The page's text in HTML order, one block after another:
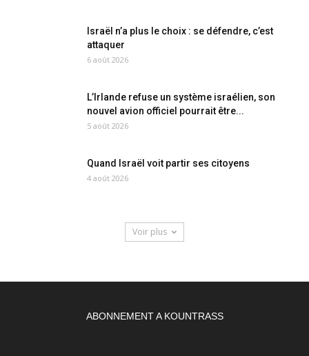
Israël n’a plus le choix : se défendre, c’est
attaquer
6 août 2026
L’Irlande refuse un système israélien, son
nouvel avion officiel pourrait être...
5 août 2026
Quand Israël voit partir ses citoyens
4 août 2026
Voir plus
ABONNEMENT A KOUNTRASS